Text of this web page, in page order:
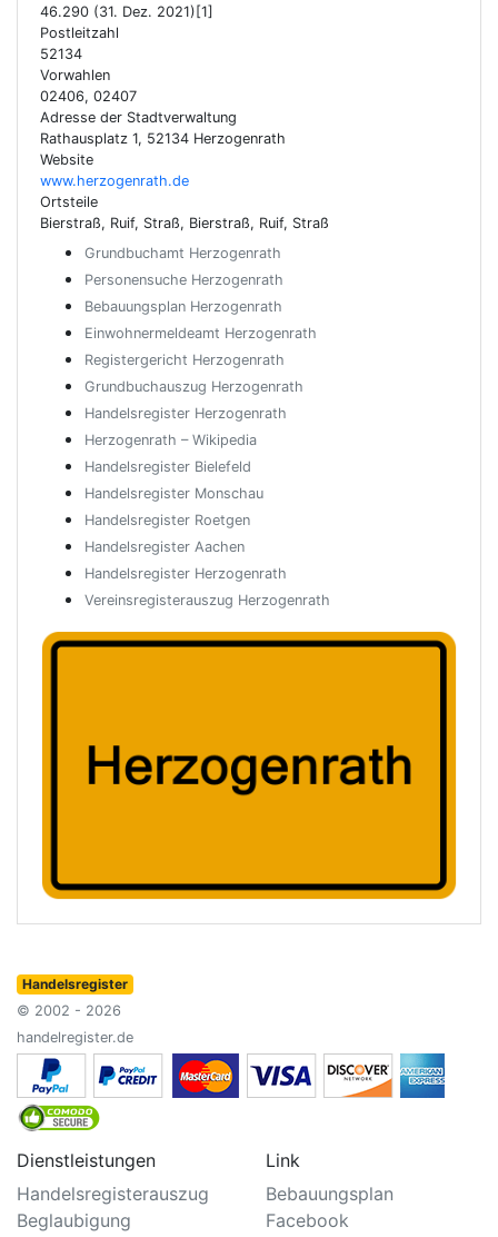
46.290 (31. Dez. 2021)[1]
Postleitzahl
52134
Vorwahlen
02406, 02407
Adresse der Stadtverwaltung
Rathausplatz 1, 52134 Herzogenrath
Website
www.herzogenrath.de
Ortsteile
Bierstraß, Ruif, Straß, Bierstraß, Ruif, Straß
Grundbuchamt Herzogenrath
Personensuche Herzogenrath
Bebauungsplan Herzogenrath
Einwohnermeldeamt Herzogenrath
Registergericht Herzogenrath
Grundbuchauszug Herzogenrath
Handelsregister Herzogenrath
Herzogenrath – Wikipedia
Handelsregister Bielefeld
Handelsregister Monschau
Handelsregister Roetgen
Handelsregister Aachen
Handelsregister Herzogenrath
Vereinsregisterauszug Herzogenrath
Handelsregister
© 2002 - 2026
handelregister.de
Dienstleistungen
Handelsregisterauszug
Beglaubigung
Link
Bebauungsplan
Facebook